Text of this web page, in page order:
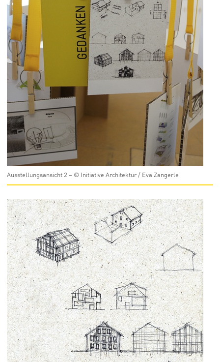
Ausstellungsansicht 2 – © Initiative Architektur / Eva Zangerle